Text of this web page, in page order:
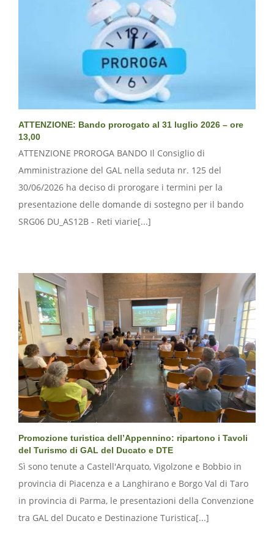
ATTENZIONE: Bando prorogato al 31 luglio 2026 – ore
13,00
ATTENZIONE PROROGA BANDO Il Consiglio di
Amministrazione del GAL nella seduta nr. 125 del
30/06/2026 ha deciso di prorogare i termini per la
presentazione delle domande di sostegno per il bando
SRG06 DU_AS12B - Reti viarie[...]
Promozione turistica dell’Appennino: ripartono i Tavoli
del Turismo di GAL del Ducato e DTE
Sì sono tenute a Castell'Arquato, Vigolzone e Bobbio in
provincia di Piacenza e a Langhirano e Borgo Val di Taro
in provincia di Parma, le presentazioni della Convenzione
tra GAL del Ducato e Destinazione Turistica[...]